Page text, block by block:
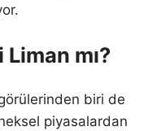
mı?
biri de
piyasalardan